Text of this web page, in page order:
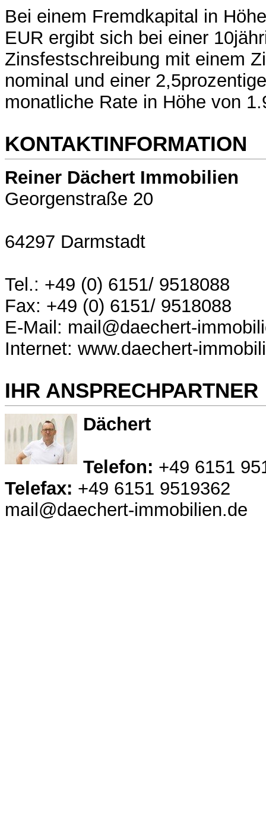
Bei einem Fremdkapital in
EUR ergibt sich bei einer
Zinsfestschreibung mit einem
nominal und einer
monatliche Rate in Höhe von
KONTAKTINFORMATION
Reiner Dächert Immobilien
Georgenstraße 20
64297 Darmstadt
Tel.: +49 (0) 6151/ 9518088
Fax: +49 (0) 6151/ 9518088
E-Mail: mail@daechert-
Internet: www.daechert-
IHR ANSPRECHPARTNER
Dächert
Telefon: +49 6151
Telefax: +49 6151 9519362
mail@daechert-immobilien.de